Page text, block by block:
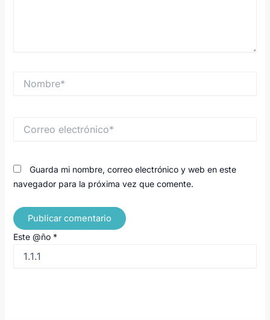
electrónico*
Guarda mi nombre, correo electrónico y web en este
navegador para la próxima vez que comente.
Este @ño *